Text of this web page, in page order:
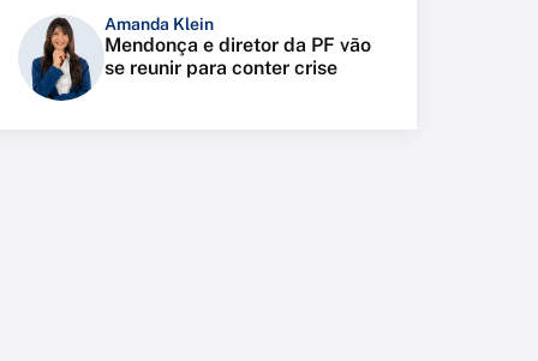
Amanda Klein
Mendonça e diretor da PF vão
se reunir para conter crise